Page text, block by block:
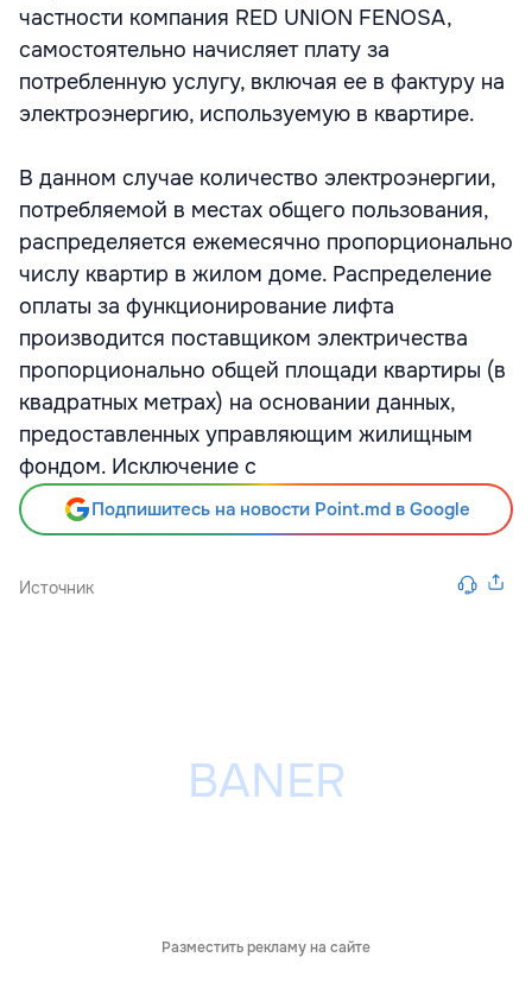
частности компания RED UNION FENOSA,
самостоятельно начисляет плату за
потребленную услугу, включая ее в фактуру на
электроэнергию, используемую в квартире.
В данном случае количество электроэнергии,
потребляемой в местах общего пользования,
распределяется ежемесячно пропорционально
числу квартир в жилом доме. Распределение
оплаты за функционирование лифта
производится поставщиком электричества
пропорционально общей площади квартиры (в
квадратных метрах) на основании данных,
предоставленных управляющим жилищным
фондом. Исключение с
Подпишитесь на новости Point.md в Google
Источник
Разместить рекламу на сайте